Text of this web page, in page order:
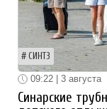
СИНТЗ
09:22 | 3 августа
Синарские